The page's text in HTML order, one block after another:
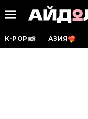
K-POP АЗИЯ